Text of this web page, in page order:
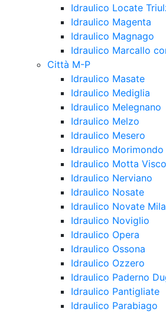
Idraulico Locate
Idraulico Magenta
Idraulico Magnago
Idraulico Marcallo
Città M-P
Idraulico Masate
Idraulico Mediglia
Idraulico Melegnano
Idraulico Melzo
Idraulico Mesero
Idraulico Morimondo
Idraulico Motta
Idraulico Nerviano
Idraulico Nosate
Idraulico Novate
Idraulico Noviglio
Idraulico Opera
Idraulico Ossona
Idraulico Ozzero
Idraulico Paderno
Idraulico Pantigliate
Idraulico Parabiago